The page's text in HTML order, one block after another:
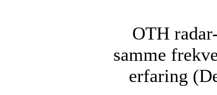
OTH
samme
erfaring